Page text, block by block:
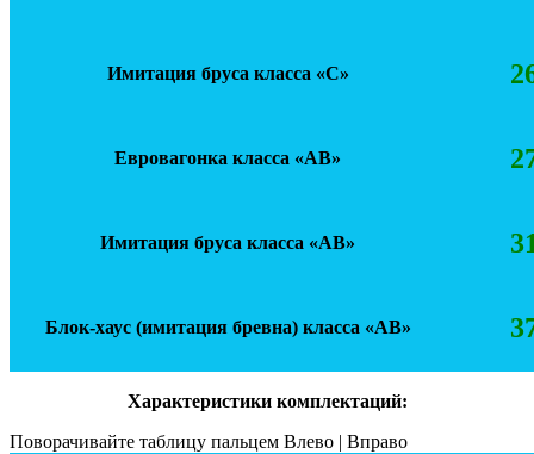
Имитация бруса класса «С»
Евровагонка класса «АВ»
Имитация бруса класса «АВ»
Блок-хаус (имитация бревна) класса «АВ»
Характеристики комплектаций:
Поворачивайте таблицу пальцем Влево | Вправо